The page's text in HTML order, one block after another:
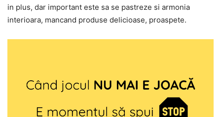
in plus, dar important este sa se pastreze si armonia
interioara, mancand produse delicioase, proaspete.